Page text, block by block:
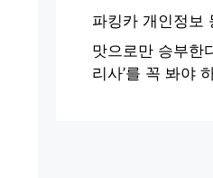
파킹카 개인정보
맛으로만 승부한
리사’를 꼭 봐야